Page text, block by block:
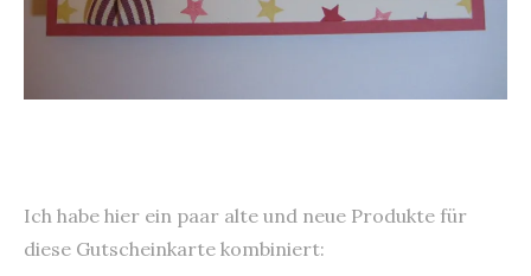
Ich habe hier ein paar alte und neue Produkte für
diese Gutscheinkarte kombiniert: